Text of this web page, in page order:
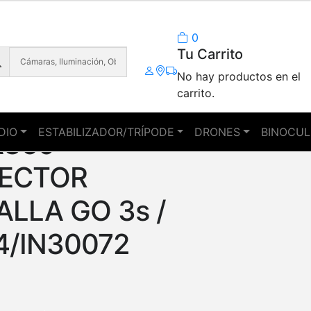
0
Tu Carrito
No hay productos en el
carrito.
ESTABILIZADOR/TRÍPODE DRONES
GO 3s /
IN30072